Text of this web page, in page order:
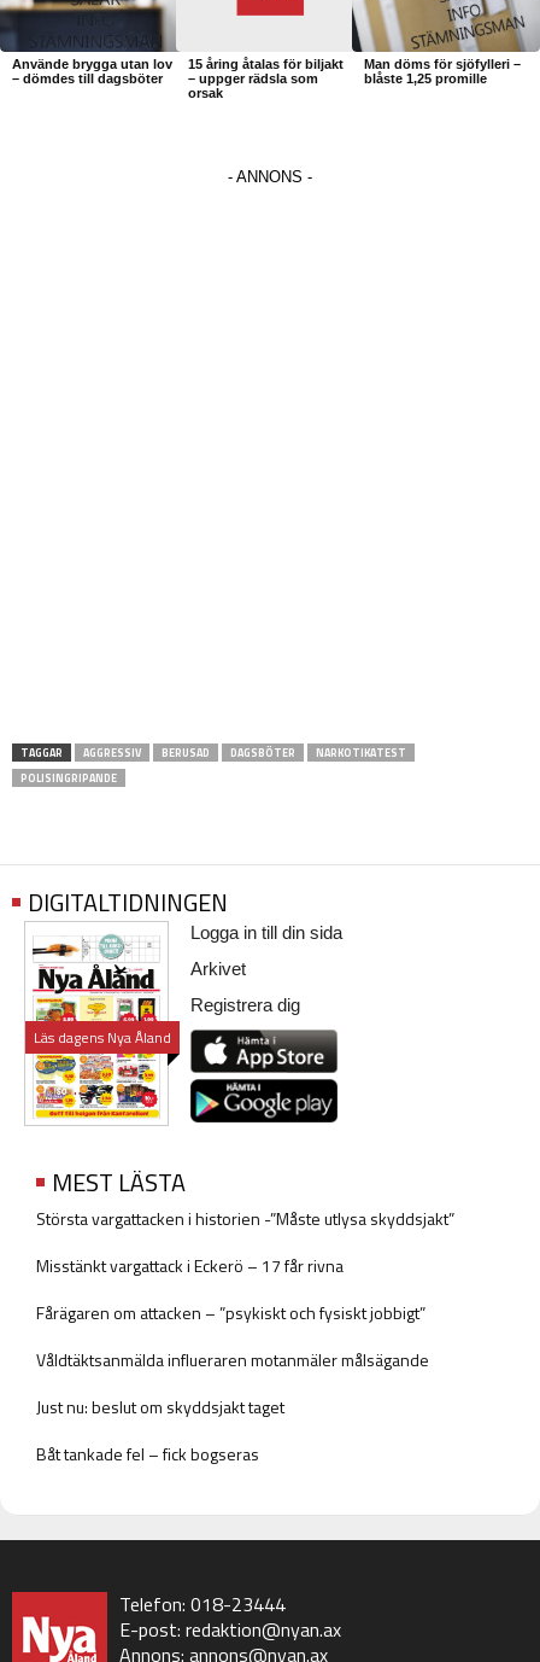
Använde brygga utan lov
– dömdes till dagsböter
15 åring åtalas för biljakt
– uppger rädsla som
orsak
Man döms för sjöfylleri –
blåste 1,25 promille
TAGGAR AGGRESSIV BERUSAD DAGSBÖTER
NARKOTIKATEST
POLISINGRIPANDE
DIGITALTIDNINGEN
Läs dagens Nya Åland
Logga in till din sida
Arkivet
Registrera dig
MEST LÄSTA
Största vargattacken i historien -”Måste utlysa skyddsjakt”
Misstänkt vargattack i Eckerö – 17 får rivna
Fårägaren om attacken – ”psykiskt och fysiskt jobbigt”
Våldtäktsanmälda influeraren motanmäler målsägande
Just nu: beslut om skyddsjakt taget
Båt tankade fel – fick bogseras
Telefon: 018-23444
E-post: redaktion@nyan.ax
Annons: annons@nyan.ax